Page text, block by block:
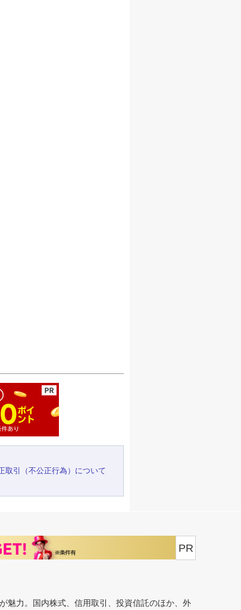
取引（不公正行為）について
PR
魅力。国内株式、信用取引、投資信託のほか、外